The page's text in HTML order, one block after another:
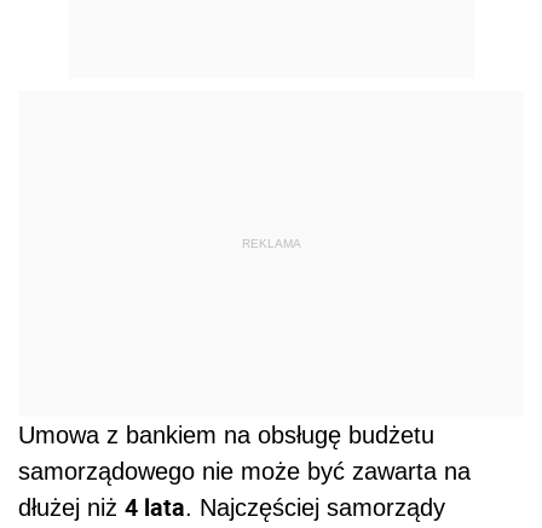
REKLAMA
Umowa z bankiem na obsługę budżetu
samorządowego nie może być zawarta na
dłużej niż 4 lata. Najczęściej samorządy